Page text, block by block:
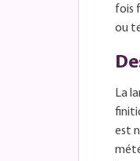
fois
ou
La
est